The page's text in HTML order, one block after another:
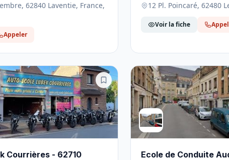
62840 Laventie, France,
Appeler
12 Pl. Poincaré, 62480
Voir la fiche
Courrières - 62710 Ecole de Conduite